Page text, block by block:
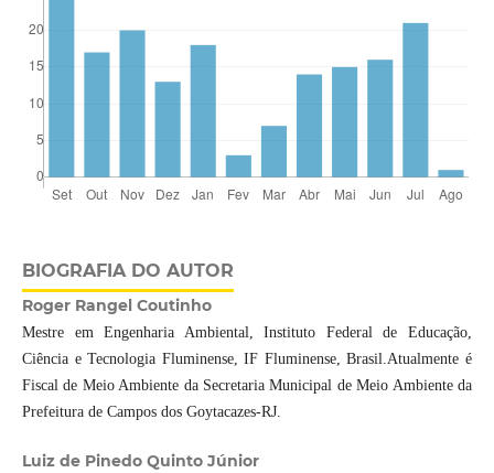
BIOGRAFIA DO AUTOR
Roger Rangel Coutinho
Mestre em Engenharia Ambiental, Instituto Federal de Educação,
Ciência e Tecnologia Fluminense, IF Fluminense, Brasil.Atualmente é
Fiscal de Meio Ambiente da Secretaria Municipal de Meio Ambiente da
Prefeitura de Campos dos Goytacazes-RJ.
Luiz de Pinedo Quinto Júnior